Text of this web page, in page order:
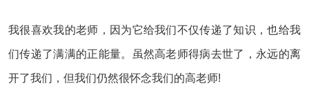
我很喜欢我的老师，因为它给我们不仅传递了知识，也给我
们传递了满满的正能量。虽然高老师得病去世了，永远的离
开了我们，但我们仍然很怀念我们的高老师!